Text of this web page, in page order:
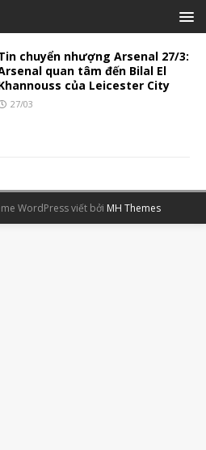
chuyển nhượng Arsenal 27/3:
quan tâm đến Bilal El
của Leicester City
27/03
WordPress viết bởi MH Themes